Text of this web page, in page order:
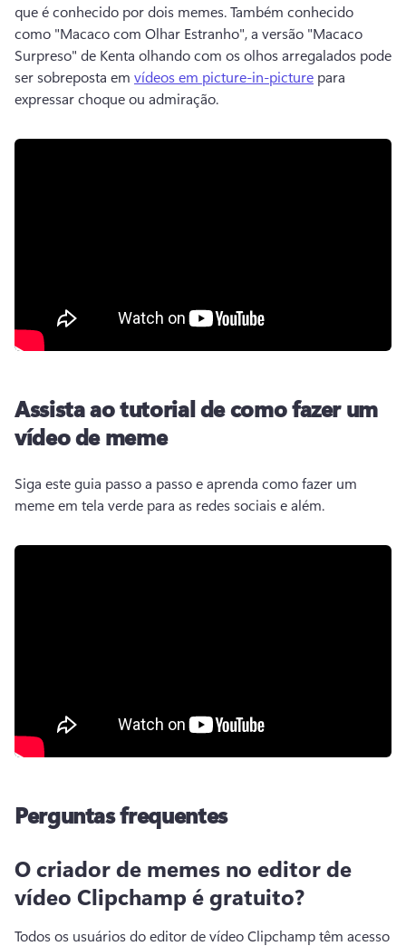
que é conhecido por dois memes. Também conhecido
como "Macaco com Olhar Estranho", a versão "Macaco
Surpreso" de Kenta olhando com os olhos arregalados pode
ser sobreposta em vídeos em picture-in-picture para
expressar choque ou admiração.
Assista ao tutorial de como fazer um
vídeo de meme
Siga este guia passo a passo e aprenda como fazer um
meme em tela verde para as redes sociais e além.
Perguntas frequentes
O criador de memes no editor de
vídeo Clipchamp é gratuito?
Todos os usuários do editor de vídeo Clipchamp têm acesso